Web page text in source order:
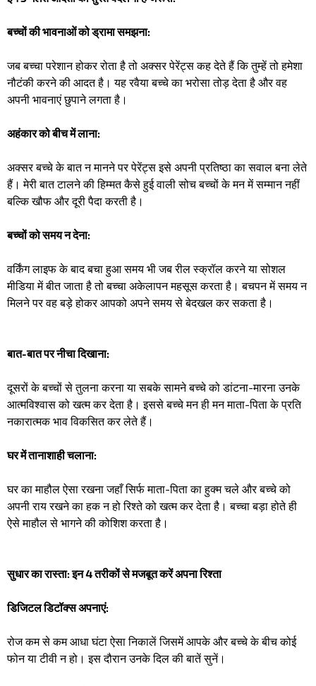
बच्चों की भावनाओं को ड्रामा समझना:
जब बच्चा परेशान होकर रोता है तो अक्सर पेरेंट्स कह देते हैं कि तुम्हें तो हमेशा
नौटंकी करने की आदत है। यह रवैया बच्चे का भरोसा तोड़ देता है और वह
अपनी भावनाएं छुपाने लगता है। ​
अहंकार को बीच में लाना:
अक्सर बच्चे के बात न मानने पर पेरेंट्स इसे अपनी प्रतिष्ठा का सवाल बना लेते
हैं। मेरी बात टालने की हिम्मत कैसे हुई वाली सोच बच्चों के मन में सम्मान नहीं
बल्कि खौफ और दूरी पैदा करती है।
बच्चों को समय न देना:
वर्किंग लाइफ के बाद बचा हुआ समय भी जब रील स्क्रॉल करने या सोशल
मीडिया में बीत जाता है तो बच्चा अकेलापन महसूस करता है। बचपन में समय न
मिलने पर वह बड़े होकर आपको अपने समय से बेदखल कर सकता है।
बात-बात पर नीचा दिखाना:
दूसरों के बच्चों से तुलना करना या सबके सामने बच्चे को डांटना-मारना उनके
आत्मविश्वास को खत्म कर देता है। इससे बच्चे मन ही मन माता-पिता के प्रति
नकारात्मक भाव विकसित कर लेते हैं।
घर में तानाशाही चलाना:
घर का माहौल ऐसा रखना जहाँ सिर्फ माता-पिता का हुक्म चले और बच्चे को
अपनी राय रखने का हक न हो रिश्ते को खत्म कर देता है। बच्चा बड़ा होते ही
ऐसे माहौल से भागने की कोशिश करता है।
​सुधार का रास्ता: इन 4 तरीकों से मजबूत करें अपना रिश्ता ​
डिजिटल डिटॉक्स अपनाएं:
रोज कम से कम आधा घंटा ऐसा निकालें जिसमें आपके और बच्चे के बीच कोई
फोन या टीवी न हो। इस दौरान उनके दिल की बातें सुनें।